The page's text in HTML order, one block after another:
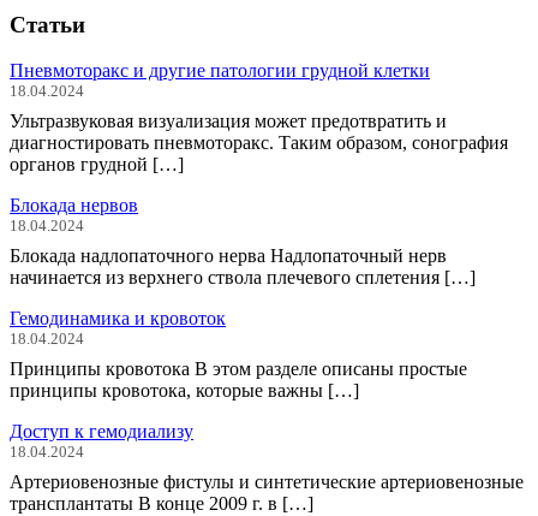
Статьи
Пневмоторакс и другие патологии грудной клетки
18.04.2024
Ультразвуковая визуализация может предотвратить и
диагностировать пневмоторакс. Таким образом, сонография
органов грудной […]
Блокада нервов
18.04.2024
Блокада надлопаточного нерва Надлопаточный нерв
начинается из верхнего ствола плечевого сплетения […]
Гемодинамика и кровоток
18.04.2024
Принципы кровотока В этом разделе описаны простые
принципы кровотока, которые важны […]
Доступ к гемодиализу
18.04.2024
Артериовенозные фистулы и синтетические артериовенозные
трансплантаты В конце 2009 г. в […]